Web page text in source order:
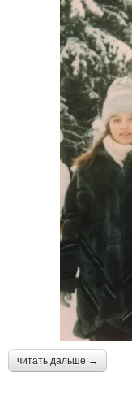
читать дальше →